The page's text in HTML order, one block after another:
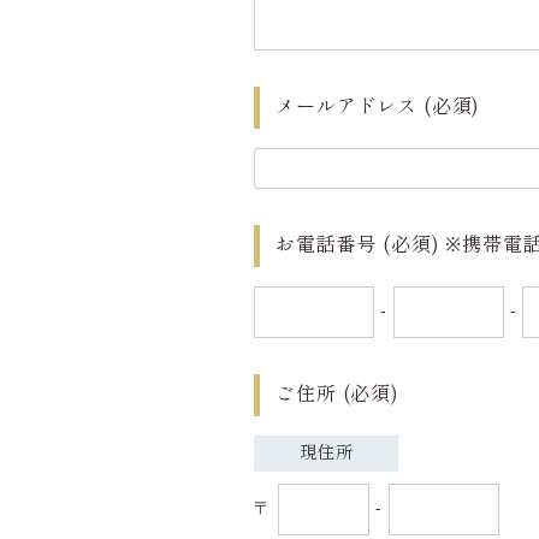
メールアドレス (必須)
お電話番号 (必須) ※携帯電
- -
ご住所 (必須)
現住所
〒 -